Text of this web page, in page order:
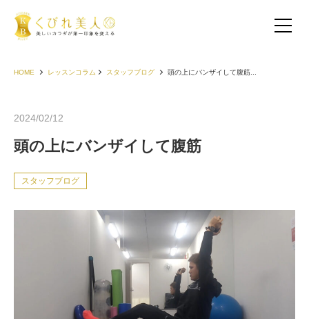
お客様の声（30代以下）
お客様の声（40代）
お客様の声（50代以上）
HOME レッスンコラム スタッフブログ 頭の上にバンザイして腹筋...
2024/02/12
頭の上にバンザイして腹筋
スタッフブログ